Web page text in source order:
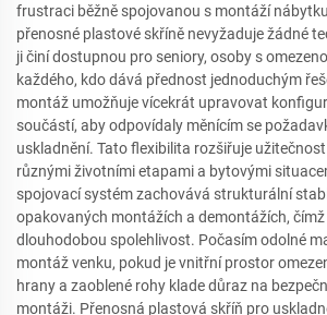
frustraci běžně spojovanou s montáží
přenosné plastové skříně nevyžaduje žádné
ji činí dostupnou pro seniory, osoby s
každého, kdo dává přednost jednoduchým
montáž umožňuje vícekrát upravovat
součástí, aby odpovídaly měnícím se
uskladnění. Tato flexibilita rozšiřuje
různými životními etapami a bytovými
spojovací systém zachovává strukturální
opakovaných montážích a demontážích,
dlouhodobou spolehlivost. Počasím odolné
montáž venku, pokud je vnitřní prostor
hrany a zaoblené rohy klade důraz na
montáži. Přenosná plastová skříň pro